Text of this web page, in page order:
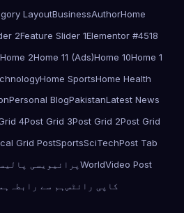
Home
Author
Business
Layout
Elementor #4518
Feature Slider 1
2
Home 1
Home 10
Home 11 (Ads)
Home 2
Home Health
Home Sports
Latest News
Pakistan
Personal Blog
Post Grid
Post Grid 2
Post Grid 3
4
Post Tab
SciTech
Sports
Grid Post
Video Post
Worldپرائیویسی
کاپی رائٹس ہم سے رابطہ